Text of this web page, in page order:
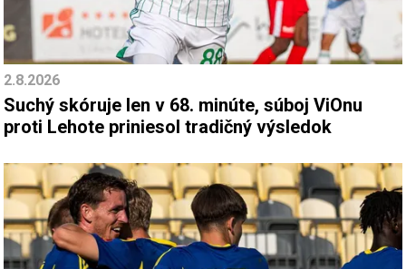
2.8.2026
Suchý skóruje len v 68. minúte, súboj ViOnu
proti Lehote priniesol tradičný výsledok